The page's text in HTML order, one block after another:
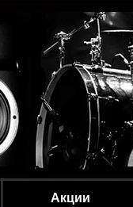
Акции